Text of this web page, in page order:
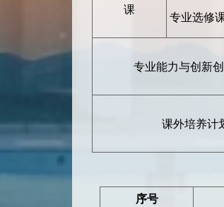
课 专业选修
专业能力与创新
课外培养计
序号